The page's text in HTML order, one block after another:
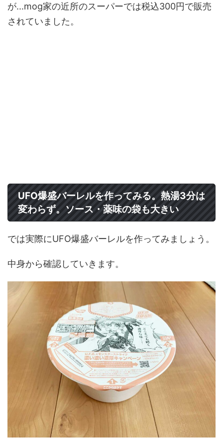
が...mog家の近所のスーパーでは税込300円で販売
されていました。
UFO爆盛バーレルを作ってみる。熱湯3分は
変わらず。ソース・薬味の袋も大きい
では実際にUFO爆盛バーレルを作ってみましょう。
中身から確認していきます。